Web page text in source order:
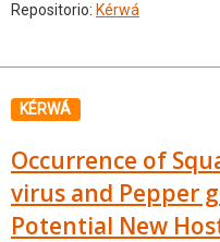
Repositorio: Kérwá
KÉRWÁ
Occurrence of
virus and Pepper
Potential New